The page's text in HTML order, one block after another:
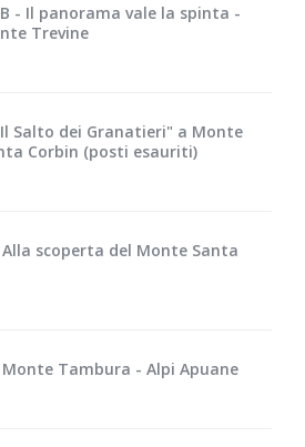
- Il panorama vale la spinta -
Trevine
Salto dei Granatieri" a Monte
Corbin (posti esauriti)
scoperta del Monte Santa
Tambura - Alpi Apuane